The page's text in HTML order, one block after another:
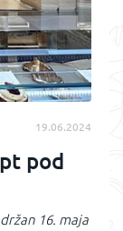
19.06.2024
pod
16. maja